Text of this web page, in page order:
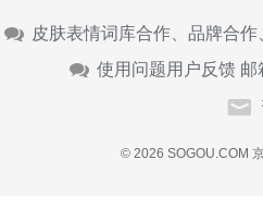
皮肤表情词库合作、品牌合
使用问题用户反馈 邮
© 2026 SOGOU.COM